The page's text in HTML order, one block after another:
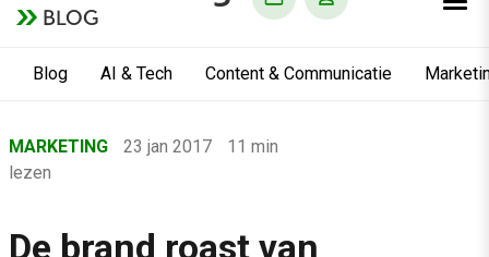
BLOG
Blog AI & Tech Content & Communicatie
›MARKETING 23 jan 2017
11 min
lezen
De brand roast van